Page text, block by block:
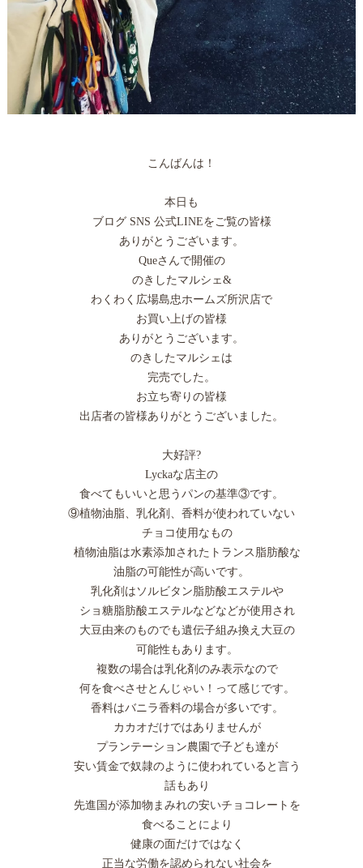
こんばんは！
本日も
ブログ SNS 公式LINEをご覧の皆様
ありがとうございます。
Queさんで開催の
のきしたマルシェ&
わくわく広場島忠ホームズ所沢店で
お買い上げの皆様
ありがとうございます。
のきしたマルシェは
完売でした。
お立ち寄りの皆様
出店者の皆様ありがとうございました。
大好評?
Lyckaな店主の
食べてもいいと思うパンの基準③です。
⑨植物油脂、乳化剤、香料が使われていない
チョコ使用なもの
植物油脂は水素添加されたトランス脂肪酸な
油脂の可能性が高いです。
乳化剤はソルビタン脂肪酸エステルや
ショ糖脂肪酸エステルなどなどが使用され
大豆由来のものでも遺伝子組み換え大豆の
可能性もあります。
複数の場合は乳化剤のみ表示なので
何を食べさせとんじゃい！って感じです。
香料はバニラ香料の場合が多いです。
カカオだけではありませんが
プランテーション農園で子ども達が
安い賃金で奴隷のように使われていると言う
話もあり
先進国が添加物まみれの安いチョコレートを
食べることにより
健康の面だけではなく
正当な労働を認められない社会を